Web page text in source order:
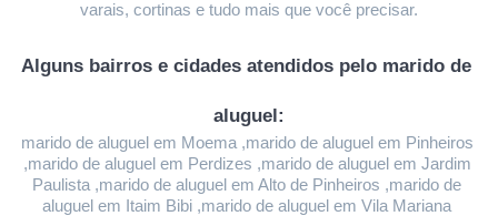
varais, cortinas e tudo mais que você precisar.
Alguns bairros e cidades atendidos pelo marido de
aluguel:
marido de aluguel em Moema ,marido de aluguel em Pinheiros
,marido de aluguel em Perdizes ,marido de aluguel em Jardim
Paulista ,marido de aluguel em Alto de Pinheiros ,marido de
aluguel em Itaim Bibi ,marido de aluguel em Vila Mariana